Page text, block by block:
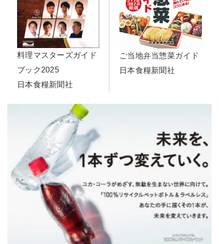
料理マスターズガイド
ブック2025
日本食糧新聞社
ご当地弁当惣菜ガイド
日本食糧新聞社